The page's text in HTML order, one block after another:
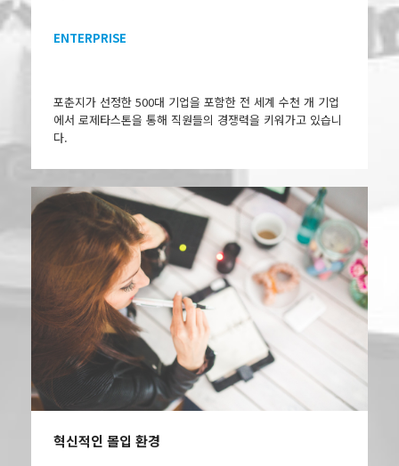
ENTERPRISE
포춘지가 선정한 500대 기업을 포함한 전 세계 수천 개 기업
에서 로제타스톤을 통해 직원들의 경쟁력을 키워가고 있습니
다.
혁신적인 몰입 환경